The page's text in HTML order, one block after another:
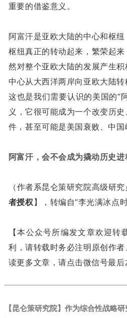
重要的借鉴意义。
阿富汗是亚欧大陆的中心和枢
枢纽真正的转动起来，繁荣起
然对整个亚欧大陆的发展产生
中心从大西洋两岸向亚欧大陆转
这也是我们需要认识的美国的“
义，它很可能成为一个改变历
件，甚至可能是美国衰败、中国
阿富汗，会不会成为撬动历史进
（作者系昆仑策研究院高级研
者授权 】，转编自“李光满冰点时
【本公众号所编发文章欢迎转
利，请转载时务必注明原创作
读更多文章，请点击微信号最后
【昆仑策研究院】作为综合性战略